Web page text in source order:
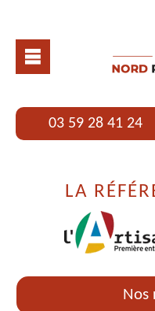
03 59 28 41 24
LA
Nos